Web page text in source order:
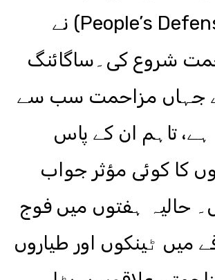
(People’s Defense Forces) نے
شروع کی۔ساگائنگ
جہاں مزاحمت سب سے
ہے، تاہم ان کے پاس
کا کوئی مؤثر جواب
حالیہ ہفتوں میں فوج
میں ٹینکوں اور طیاروں